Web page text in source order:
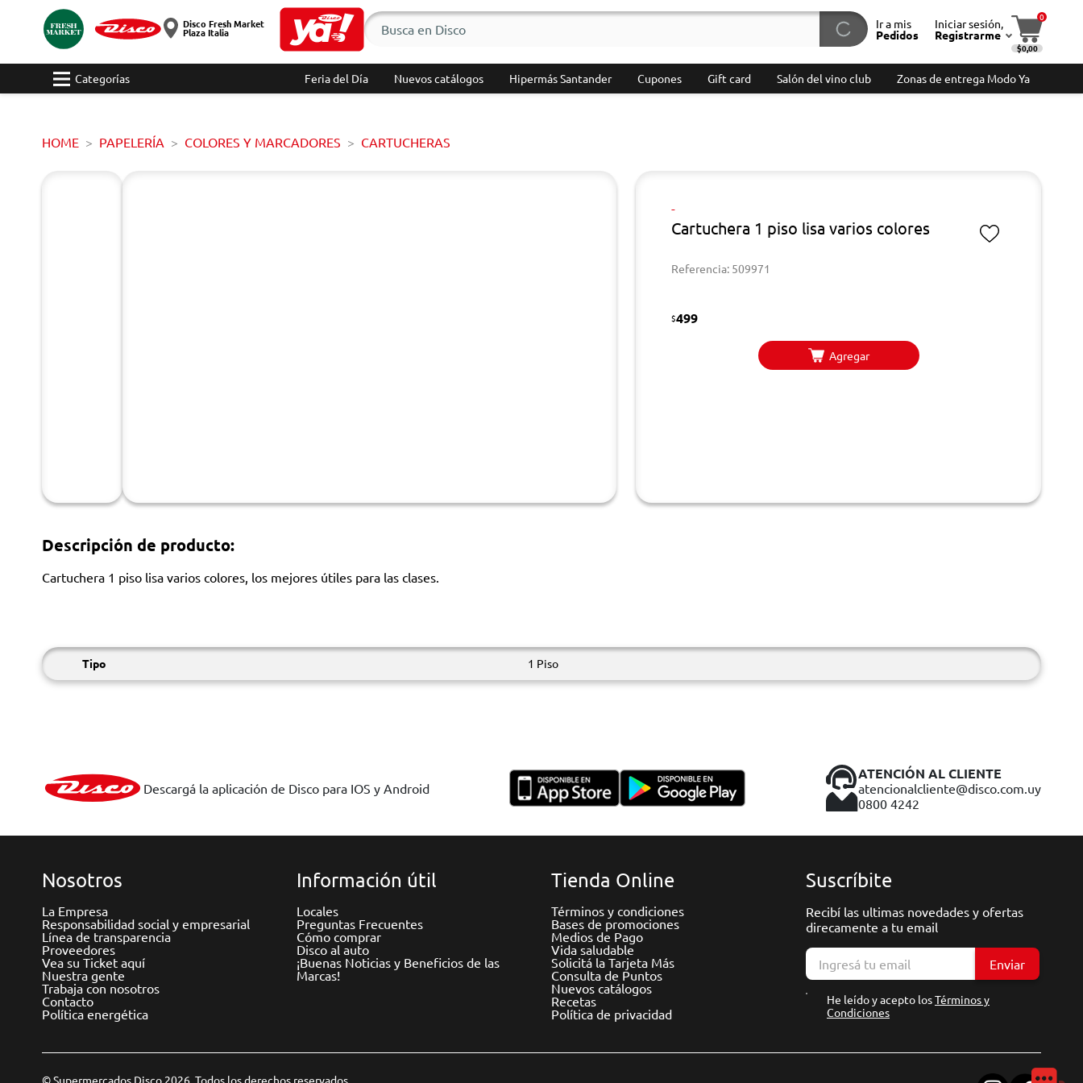
Disco Fresh Market
Plaza Italia
Ir a mis
Pedidos
Iniciar sesión,
Registrarme
0
$0,00
Categorías Feria del Día Nuevos catálogos Hipermás Santander Cupones Gift card Salón del vino club Zonas de entrega Modo Ya
HOME PAPELERÍA COLORES Y MARCADORES CARTUCHERAS
-
Cartuchera 1 piso lisa varios colores
Referencia: 509971
$499
Agregar
Descripción de producto:
Cartuchera 1 piso lisa varios colores, los mejores útiles para las clases.
Tipo 1 Piso
Descargá la aplicación de Disco para IOS y Android
ATENCIÓN AL CLIENTE
atencionalcliente@disco.com.uy
0800 4242
Nosotros
La Empresa
Responsabilidad social y empresarial
Línea de transparencia
Proveedores
Vea su Ticket aquí
Nuestra gente
Trabaja con nosotros
Contacto
Política energética
Información útil
Locales
Preguntas Frecuentes
Cómo comprar
Disco al auto
¡Buenas Noticias y Beneficios de las
Marcas!
Tienda Online
Términos y condiciones
Bases de promociones
Medios de Pago
Vida saludable
Solicitá la Tarjeta Más
Consulta de Puntos
Nuevos catálogos
Recetas
Política de privacidad
Suscríbite
Recibí las ultimas novedades y ofertas
direcamente a tu email
Enviar
He leído y acepto losTérminos y
Condiciones
© Supermercados Disco 2026. Todos los derechos reservados